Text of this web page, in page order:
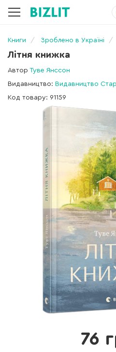
Книги Зроблено в Україні
Літня книжка
Автор Туве Янссон
Видавництво: Видавництво
Код товару: 91159
76